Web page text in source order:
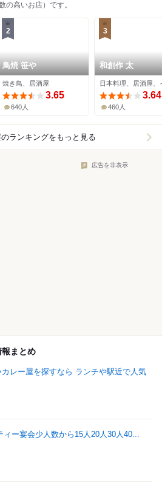
の高いお店）です。
2
鳥焼 笹や
焼き鳥、居酒屋
3.65
640人
3
和創作 太
3.64
460人
のランキングをもっと見る
広告を非表示
まとめ
カレー屋を探すなら ランチや駅近で人気
ィー宴会少人数から15人20人30人40...